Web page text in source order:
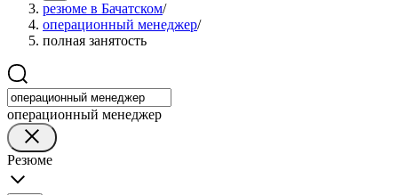
резюме в Бачатском/
операционный менеджер/
полная занятость
операционный менеджер
Резюме